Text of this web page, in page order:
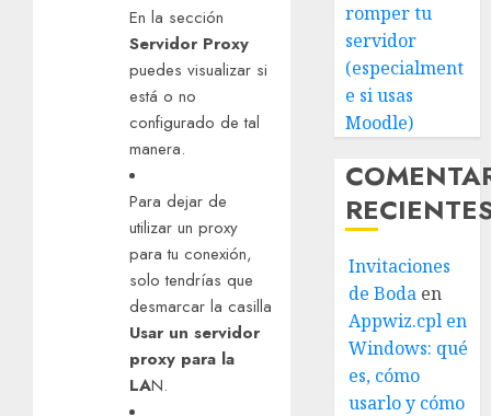
En la sección
Servidor Proxy
puedes visualizar si
está o no
configurado de tal
manera.
Para dejar de
utilizar un proxy
para tu conexión,
solo tendrías que
desmarcar la casilla
Usar un servidor
proxy para la
LAN.
romper tu
servidor
(especialment
e si usas
Moodle)
Invitaciones
de Boda en
Appwiz.cpl en
Windows: qué
es, cómo
usarlo y cómo